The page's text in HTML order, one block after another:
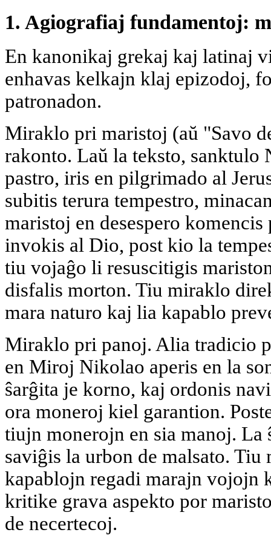
1. Agiografiaj fundamentoj:
En kanonikaj grekaj kaj latinaj
enhavas kelkajn klaj epizodoj,
patronadon.
Miraklo pri maristoj (aŭ "Savo
rakonto. Laŭ la teksto,
pastro, iris en pilgrimado al
subitis terura tempestro,
maristoj en desespero
invokis al Dio, post kio la
tiu vojaĝo li resuscitigis
disfalis morton. Tiu miraklo
mara naturo kaj lia kapablo
Miraklo pri panoj. Alia tradicio
en Miroj Nikolao aperis en la
ŝarĝita je korno, kaj ordonis
ora moneroj kiel garantion.
tiujn monerojn en sia manoj.
saviĝis la urbon de malsato.
kapablojn regadi marajn
kritike grava aspekto por
de necertecoj.